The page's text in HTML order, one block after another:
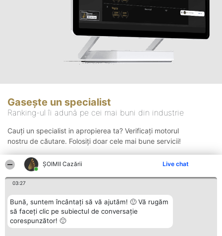
ȘOIMII Cazării Live chat
03:27
Bună, suntem încântați să vă ajutăm! 🙂 Vă rugăm
să faceți clic pe subiectul de conversație
corespunzător! 🙂
Gasește un specialist
Ranking-ul îi adună pe cei mai buni din industrie
Cauți un specialist in apropierea ta? Verificați motorul
nostru de căutare. Folosiți doar cele mai bune servicii!